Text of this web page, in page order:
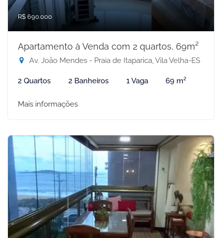
R$ 690.000
Apartamento à Venda com 2 quartos, 69m²
Av. João Mendes - Praia de Itaparica, Vila Velha-ES
2 Quartos 2 Banheiros 1 Vaga 69 m²
Mais informações